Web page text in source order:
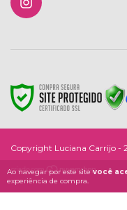
Ao navegar por este site você
experiência de compra.
Copyright Luciana Carrijo -